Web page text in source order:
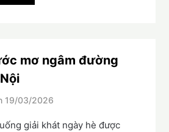
mơ ngâm đường
19/03/2026
giải khát ngày hè được